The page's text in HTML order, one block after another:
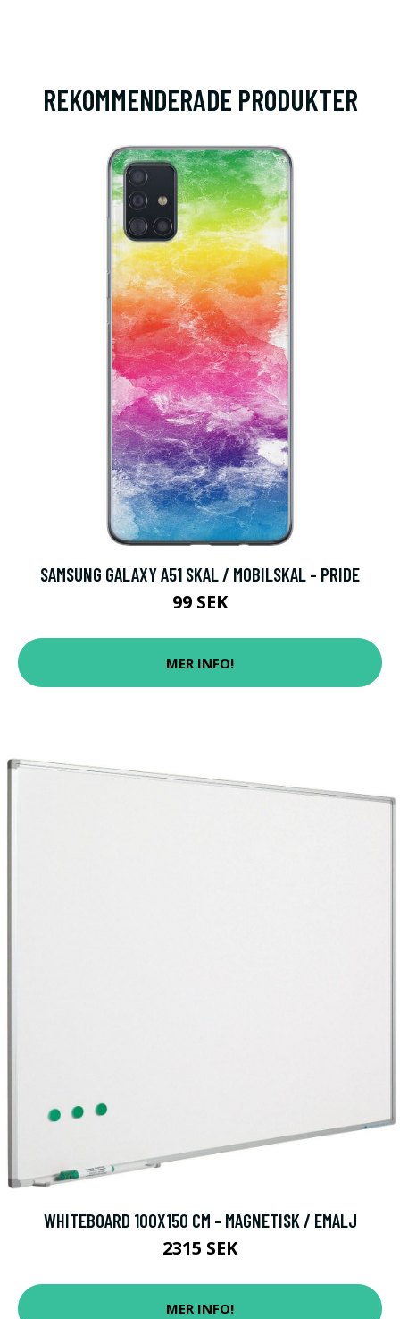
REKOMMENDERADE PRODUKTER
SAMSUNG GALAXY A51 SKAL / MOBILSKAL - PRIDE
99 SEK
MER INFO!
WHITEBOARD 100X150 CM - MAGNETISK / EMALJ
2315 SEK
MER INFO!